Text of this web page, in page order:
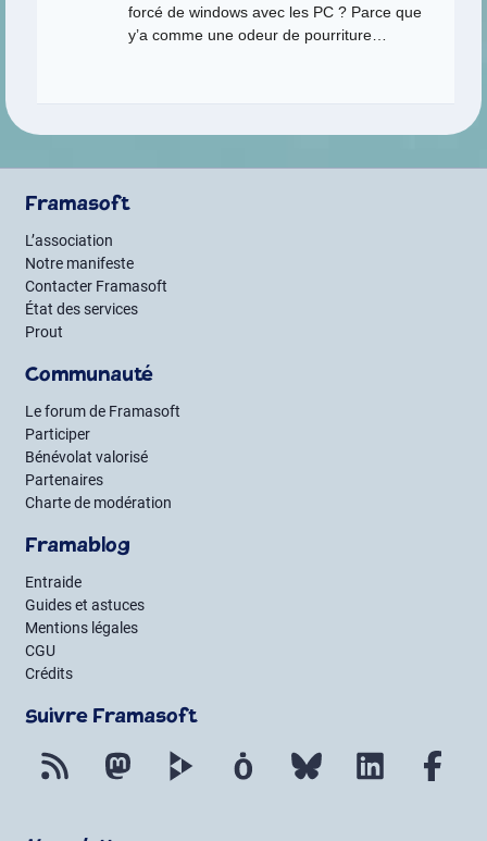
forcé de windows avec les PC ? Parce que
y’a comme une odeur de pourriture…
Framasoft
L’association
Notre manifeste
Contacter Framasoft
État des services
Prout
Communauté
Le forum de Framasoft
Participer
Bénévolat valorisé
Partenaires
Charte de modération
Framablog
Entraide
Guides et astuces
Mentions légales
CGU
Crédits
Suivre Framasoft
Flux RSS Mastodon PeerTube Mobilizon Bluesky LinkedIn